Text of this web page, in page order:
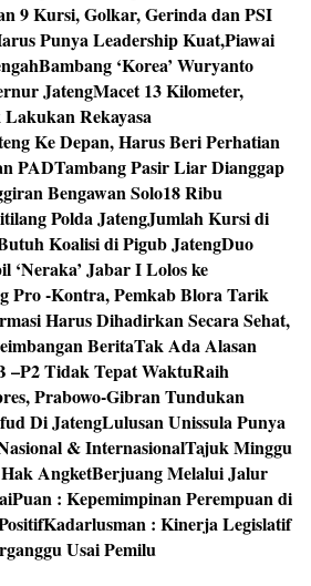
9 Kursi, Golkar, Gerinda dan PSI
Punya Leadership Kuat,Piawai
Bambang ‘Korea’ Wuryanto
JatengMacet 13 Kilometer,
Lakukan Rekayasa
Ke Depan, Harus Beri Perhatian
PADTambang Pasir Liar Dianggap
Bengawan Solo18 Ribu
Polda JatengJumlah Kursi di
Koalisi di Pigub JatengDuo
Jabar I Lolos ke
Pro -Kontra, Pemkab Blora Tarik
Harus Dihadirkan Secara Sehat,
BeritaTak Ada Alasan
–P2 Tidak Tepat WaktuRaih
Prabowo-Gibran Tundukan
Di JatengLulusan Unissula Punya
& InternasionalTajuk Minggu
AngketBerjuang Melalui Jalur
Puan : Kepemimpinan Perempuan di
Kadarlusman : Kinerja Legislatif
Usai Pemilu